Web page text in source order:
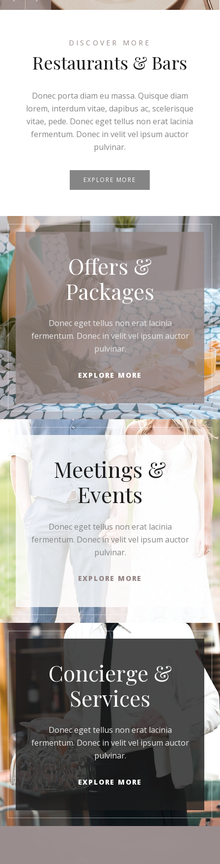
DISCOVER MORE
Restaurants & Bars
Donec porta diam eu massa. Quisque diam
lorem, interdum vitae, dapibus ac, scelerisque
vitae, pede. Donec eget tellus non erat lacinia
fermentum. Donec in velit vel ipsum auctor
pulvinar.
EXPLORE MORE
Offers &
Packages
Donec eget tellus non erat lacinia
fermentum. Donec in velit vel ipsum auctor
pulvinar.
EXPLORE MORE
Meetings &
Events
Donec eget tellus non erat lacinia
fermentum. Donec in velit vel ipsum auctor
pulvinar.
EXPLORE MORE
Concierge &
Services
Donec eget tellus non erat lacinia
fermentum. Donec in velit vel ipsum auctor
pulvinar.
EXPLORE MORE